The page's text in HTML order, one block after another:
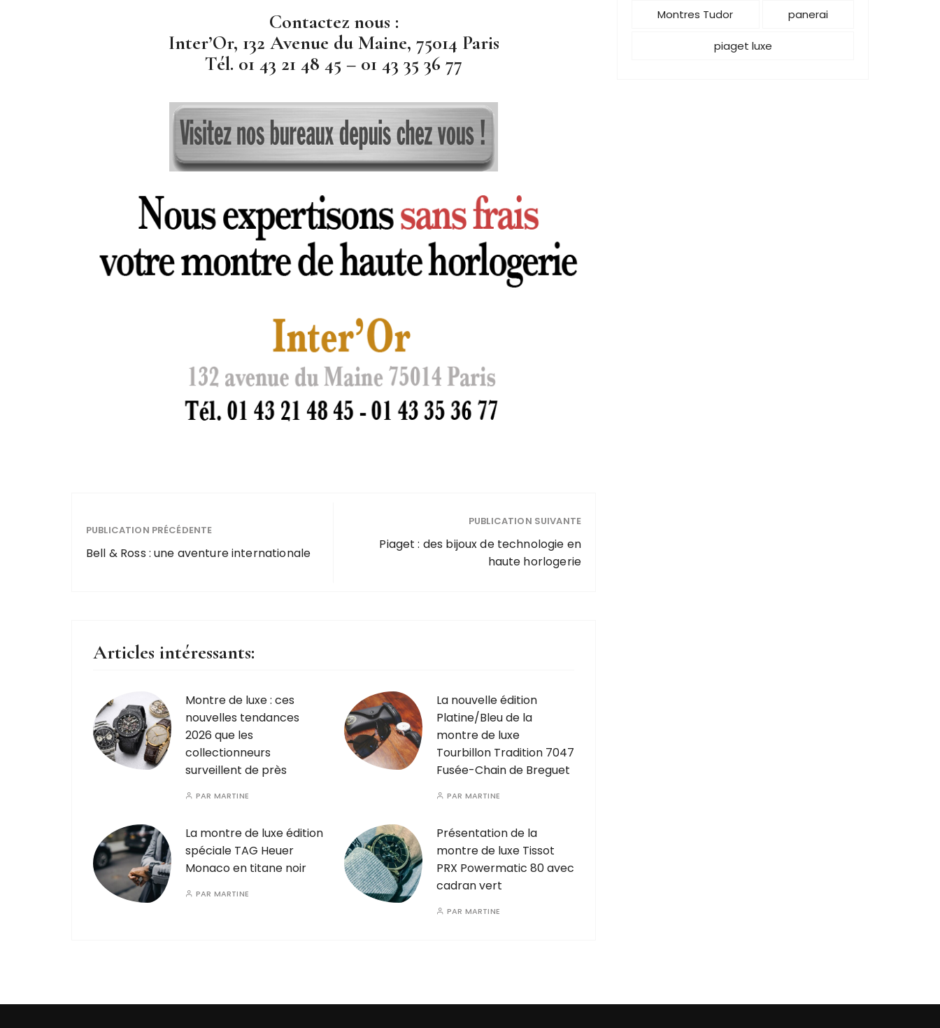
Contactez nous :
Inter’Or, 132 Avenue du Maine, 75014 Paris
Tél. 01 43 21 48 45 – 01 43 35 36 77
PUBLICATION PRÉCÉDENTE
Bell & Ross : une aventure internationale
PUBLICATION SUIVANTE
Piaget : des bijoux de technologie en
haute horlogerie
Articles intéressants:
Montre de luxe : ces
nouvelles tendances
2026 que les
collectionneurs
surveillent de près
PAR MARTINE
La nouvelle édition
Platine/Bleu de la
montre de luxe
Tourbillon Tradition 7047
Fusée-Chain de Breguet
PAR MARTINE
La montre de luxe édition
spéciale TAG Heuer
Monaco en titane noir
PAR MARTINE
Présentation de la
montre de luxe Tissot
PRX Powermatic 80 avec
cadran vert
PAR MARTINE
Montres Tudor panerai
piaget luxe